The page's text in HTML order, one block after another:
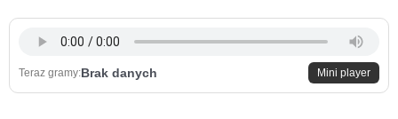
content
Teraz gramy:Brak danych Mini player